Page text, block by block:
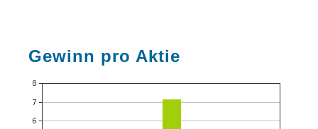
Gewinn pro Aktie